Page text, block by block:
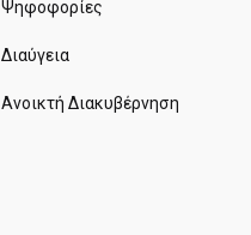
Ψηφοφορίες
Διαύγεια
Ανοικτή Διακυβέρνηση